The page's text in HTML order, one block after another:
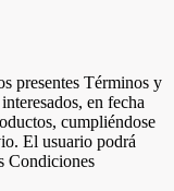
presentes Términos y
en fecha
cumpliéndose
El usuario podrá
Condiciones